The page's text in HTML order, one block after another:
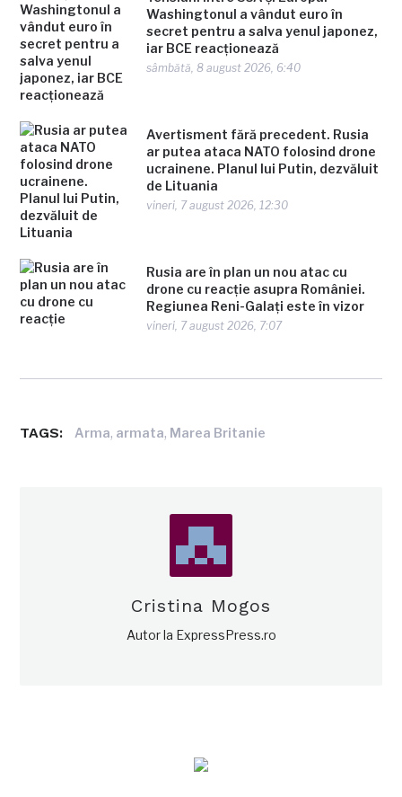
Washingtonul a vândut euro în
secret pentru a salva yenul japonez,
iar BCE reacționează
sâmbătă, 8 august 2026, 6:40
Avertisment fără precedent. Rusia
ar putea ataca NATO folosind drone
ucrainene. Planul lui Putin, dezvăluit
de Lituania
vineri, 7 august 2026, 12:30
Rusia are în plan un nou atac cu
drone cu reacție asupra României.
Regiunea Reni-Galați este în vizor
vineri, 7 august 2026, 7:07
TAGS: Arma, armata, Marea Britanie
Cristina Mogos
Autor la ExpressPress.ro